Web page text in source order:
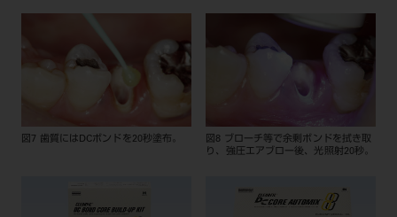
図7 歯質にはDCボンドを20秒塗布。
図8 ブローチ等で余剰ボンドを拭き取
り、強圧エアブロー後、光照射20秒。